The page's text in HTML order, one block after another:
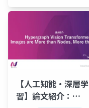
【人工知能・深層学
習】論文紹介：